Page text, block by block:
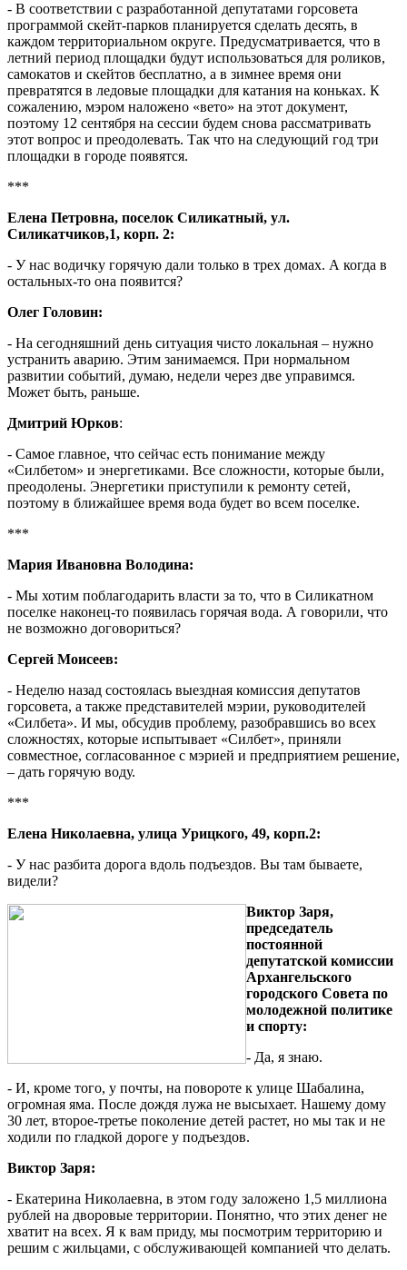
- В соответствии с разработанной депутатами горсовета
программой скейт-парков планируется сделать десять, в
каждом территориальном округе. Предусматривается, что в
летний период площадки будут использоваться для роликов,
самокатов и скейтов бесплатно, а в зимнее время они
превратятся в ледовые площадки для катания на коньках. К
сожалению, мэром наложено «вето» на этот документ,
поэтому 12 сентября на сессии будем снова рассматривать
этот вопрос и преодолевать. Так что на следующий год три
площадки в городе появятся.
***
Елена Петровна, поселок Силикатный, ул.
Силикатчиков,1, корп. 2:
- У нас водичку горячую дали только в трех домах. А когда в
остальных-то она появится?
Олег Головин:
- На сегодняшний день ситуация чисто локальная – нужно
устранить аварию. Этим занимаемся. При нормальном
развитии событий, думаю, недели через две управимся.
Может быть, раньше.
Дмитрий Юрков:
- Самое главное, что сейчас есть понимание между
«Силбетом» и энергетиками. Все сложности, которые были,
преодолены. Энергетики приступили к ремонту сетей,
поэтому в ближайшее время вода будет во всем поселке.
***
Мария Ивановна Володина:
- Мы хотим поблагодарить власти за то, что в Силикатном
поселке наконец-то появилась горячая вода. А говорили, что
не возможно договориться?
Сергей Моисеев:
- Неделю назад состоялась выездная комиссия депутатов
горсовета, а также представителей мэрии, руководителей
«Силбета». И мы, обсудив проблему, разобравшись во всех
сложностях, которые испытывает «Силбет», приняли
совместное, согласованное с мэрией и предприятием решение,
– дать горячую воду.
***
Елена Николаевна, улица Урицкого, 49, корп.2:
- У нас разбита дорога вдоль подъездов. Вы там бываете,
видели?
Виктор Заря,
председатель
постоянной
депутатской комиссии
Архангельского
городского Совета по
молодежной политике
и спорту:
- Да, я знаю.
- И, кроме того, у почты, на повороте к улице Шабалина,
огромная яма. После дождя лужа не высыхает. Нашему дому
30 лет, второе-третье поколение детей растет, но мы так и не
ходили по гладкой дороге у подъездов.
Виктор Заря:
- Екатерина Николаевна, в этом году заложено 1,5 миллиона
рублей на дворовые территории. Понятно, что этих денег не
хватит на всех. Я к вам приду, мы посмотрим территорию и
решим с жильцами, с обслуживающей компанией что делать.